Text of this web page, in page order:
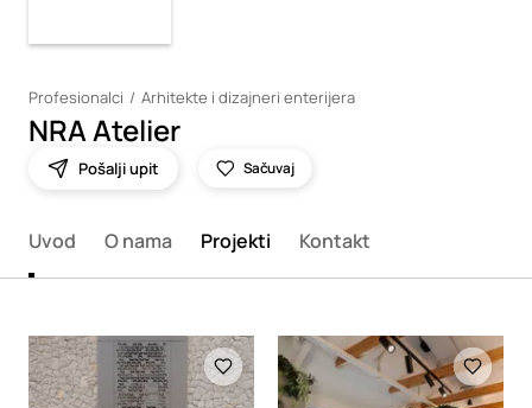
Profesionalci Arhitekte i dizajneri enterijera
NRA Atelier
Pošalji upit Sačuvaj
Uvod O nama Projekti Kontakt
Loading Loading